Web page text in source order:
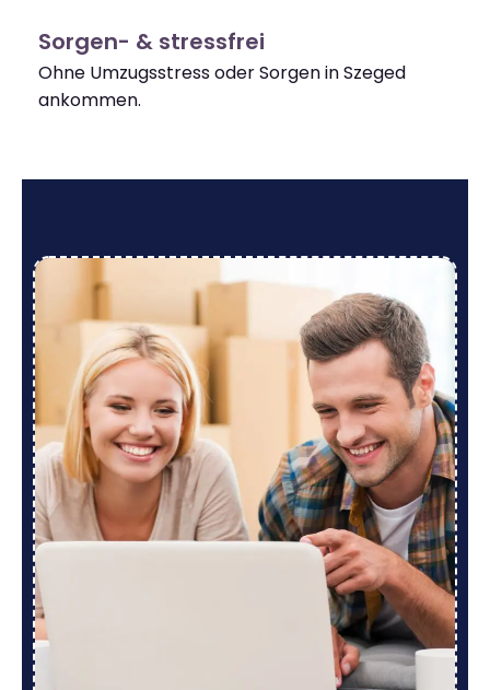
Sorgen- & stressfrei
Ohne Umzugsstress oder Sorgen in Szeged
ankommen.